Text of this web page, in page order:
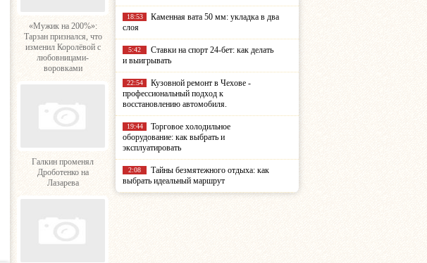
«Мужик на 200%»:
Тарзан признался, что
изменил Королёвой с
любовницами-
воровками
Галкин променял
Дроботенко на
Лазарева
18:53
Каменная вата 50 мм: укладка в два
слоя
5:42
Ставки на спорт 24-бет: как делать
и выигрывать
22:54
Кузовной ремонт в Чехове -
профессиональный подход к
восстановлению автомобиля.
19:44
Торговое холодильное
оборудование: как выбрать и
эксплуатировать
2:08
Тайны безмятежного отдыха: как
выбрать идеальный маршрут